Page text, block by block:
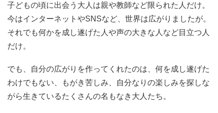
子どもの頃に出会う大人は親や教師など限られた人だけ。
今はインターネットやSNSなど、世界は広がりましたが。
それでも何かを成し遂げた人や声の大きな人など目立つ人
だけ。
でも、自分の広がりを作ってくれたのは、何を成し遂げた
わけでもない、もがき苦しみ、自分なりの楽しみを探しな
がら生きているたくさんの名もなき大人たち。